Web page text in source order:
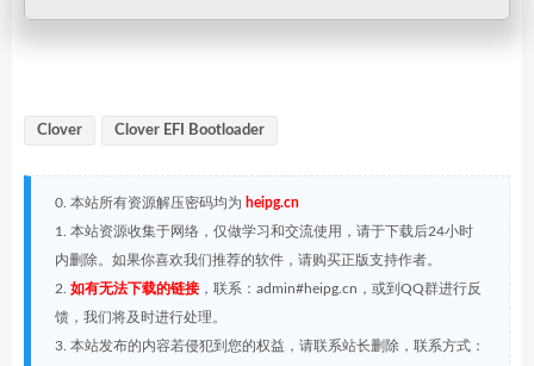
Clover Clover EFI Bootloader
0. 本站所有资源解压密码均为 heipg.cn
1. 本站资源收集于网络，仅做学习和交流使用，请于下载后24小时
内删除。如果你喜欢我们推荐的软件，请购买正版支持作者。
2. 如有无法下载的链接，联系：admin#heipg.cn，或到QQ群进行反
馈，我们将及时进行处理。
3. 本站发布的内容若侵犯到您的权益，请联系站长删除，联系方式：